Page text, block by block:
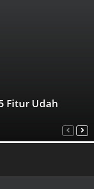
Fitur Udah